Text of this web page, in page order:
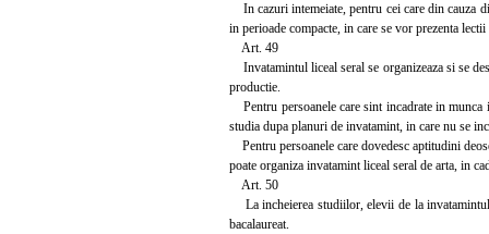
In cazuri intemeiate, pentru cei care din cauza
in perioade compacte, in care se vor prezenta lectii
Art. 49
Invatamintul liceal seral se organizeaza si se
productie.
Pentru persoanele care sint incadrate in munca
studia dupa planuri de invatamint, in care nu se
Pentru persoanele care dovedesc aptitudini
poate organiza invatamint liceal seral de arta, in
Art. 50
La incheierea studiilor, elevii de la
bacalaureat.